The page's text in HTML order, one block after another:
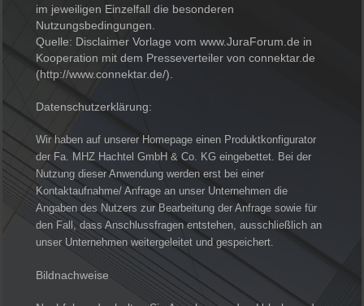
im jeweiligen Einzelfall die besonderen
Nutzungsbedingungen.
Quelle: Disclaimer Vorlage vom www.JuraForum.de in
Kooperation mit dem Presseverteiler von connektar.de
(http://www.connektar.de/).
Datenschutzerklärung:
Wir haben auf unserer Homepage einen Produktkonfigurator
der Fa. MHZ Hachtel GmbH & Co. KG eingebettet. Bei der
Nutzung dieser Anwendung werden erst bei einer
Kontaktaufnahme/ Anfrage an unser Unternehmen die
Angaben des Nutzers zur Bearbeitung der Anfrage sowie für
den Fall, dass Anschlussfragen entstehen, ausschließlich an
unser Unternehmen weitergeleitet und gespeichert.
Bildnachweise